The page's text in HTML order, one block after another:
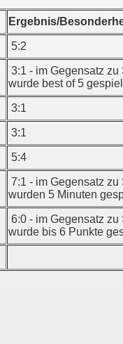
Ergebnis/
5:2
3:1 - im Gegensatz
wurde best of 5
3:1
3:1
5:4
7:1 - im Gegensatz
wurden 5 Minuten
6:0 - im Gegensatz
wurde bis 6 Punkte